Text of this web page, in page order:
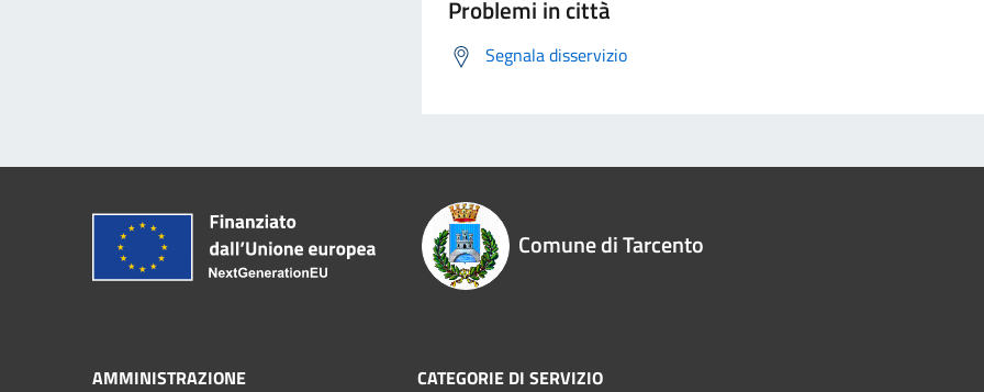
Problemi in città
Segnala disservizio
Comune di Tarcento
AMMINISTRAZIONE CATEGORIE DI SERVIZIO